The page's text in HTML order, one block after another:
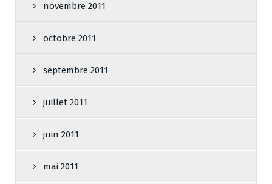
novembre 2011
octobre 2011
septembre 2011
juillet 2011
juin 2011
mai 2011